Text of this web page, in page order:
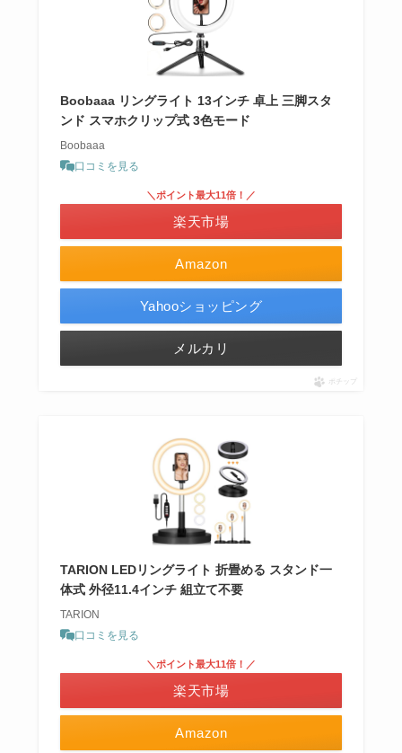
Boobaaa リングライト 13インチ 卓上 三脚スタ
ンド スマホクリップ式 3色モード
Boobaaa
口コミを見る
Amazon
＼ポイント最大11倍！／
楽天市場
Yahooショッピング
メルカリ
ポチップ
TARION LEDリングライト 折畳める スタンド一
体式 外径11.4インチ 組立て不要
TARION
口コミを見る
Amazon
＼ポイント最大11倍！／
楽天市場